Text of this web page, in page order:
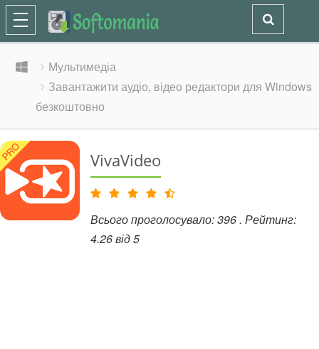
Мультимедіа
Завантажити аудіо, відео редактори для Windows
безкоштовно
VivaVideo
Всього проголосувало:396. Рейтинг:
4.26від5